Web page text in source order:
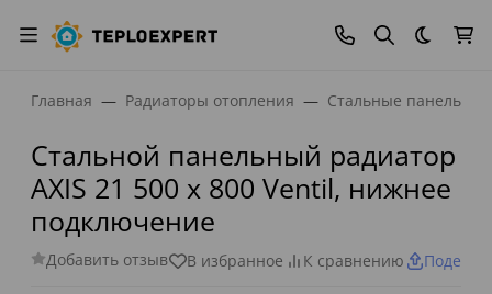
Темная
Главная Радиаторы отопления Стальные
Стальной панельный радиатор
AXIS 21 500 x 800 Ventil, нижнее
подключение
Добавить отзыв В избранное К сравнению